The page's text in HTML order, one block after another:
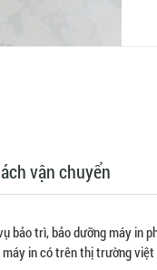
vận chuyển
bảo trì, bảo dưỡng máy in
in có trên thị trường việt